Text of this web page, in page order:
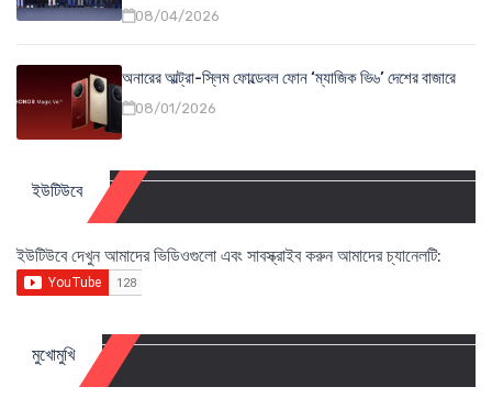
08/04/2026
অনারের আল্ট্রা-স্লিম ফোল্ডেবল ফোন ‘ম্যাজিক ভি৬’ দেশের বাজারে
08/01/2026
ইউটিউবে
ইউটিউবে দেখুন আমাদের ভিডিওগুলো এবং সাবস্ক্রাইব করুন আমাদের চ্যানেলটি:
মুখোমুখি